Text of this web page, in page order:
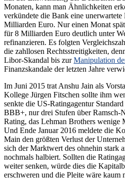
Monaten, kann man Ähnlichkeiten
verkündete die Bank eine
Milliarden Euro. Nur einen Monat
für 8 Milliarden Euro deutlich unter
refinanzieren. Es folgten
die zahllosen Rechtsstreitigkeiten,
Libor-Skandal bis zurManipulation
Finanzskandale der letzten Jahre
Im Juni 2015 trat Anshu Jain als
Kollege Jürgen Fitschen sollte ihm
senkte die US-Ratingagentur
BBB+, nur drei Stufen über Ramsch-
Rating, das Lehman Brothers wenige
Und Ende Januar 2016 meldete die
Main den größten Verlust der
sich der Marktwert des ohnehin stark
nochmals halbiert. Sollten die
weiter senken, würde dies die
erschweren und die Pleite wäre kaum